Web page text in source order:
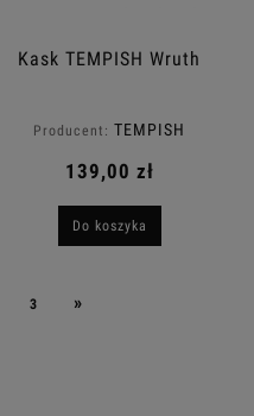
Kask TEMPISH Wruth
Producent: TEMPISH
139,00 zł
Do koszyka
3 »